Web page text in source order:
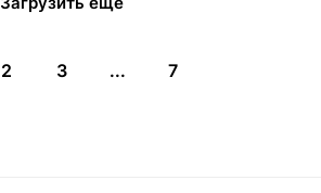
2 3 ... 7